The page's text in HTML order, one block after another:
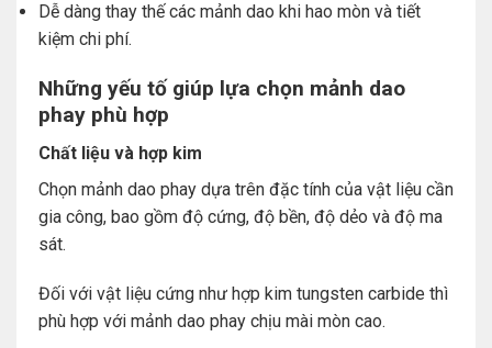
Dễ dàng thay thế các mảnh dao khi hao mòn và tiết
kiệm chi phí.
Những yếu tố giúp lựa chọn mảnh dao
phay phù hợp
Chất liệu và hợp kim
Chọn mảnh dao phay dựa trên đặc tính của vật liệu cần
gia công, bao gồm độ cứng, độ bền, độ dẻo và độ ma
sát.
Đối với vật liệu cứng như hợp kim tungsten carbide thì
phù hợp với mảnh dao phay chịu mài mòn cao.